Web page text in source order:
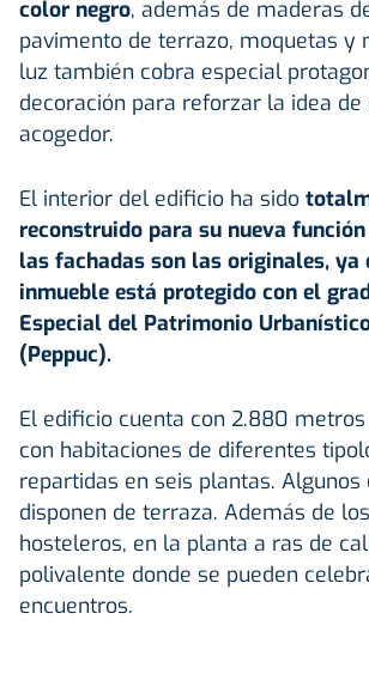
color negro, además de maderas
pavimento de terrazo, moquetas y
luz también cobra especial
decoración para reforzar la idea de
acogedor.
El interior del edificio ha sido
reconstruido para su nueva
las fachadas son las originales, ya
inmueble está protegido con el
Especial del Patrimonio
(Peppuc).
El edificio cuenta con 2.880
con habitaciones de diferentes
repartidas en seis plantas.
disponen de terraza. Además de
hosteleros, en la planta a ras de
polivalente donde se pueden
encuentros.